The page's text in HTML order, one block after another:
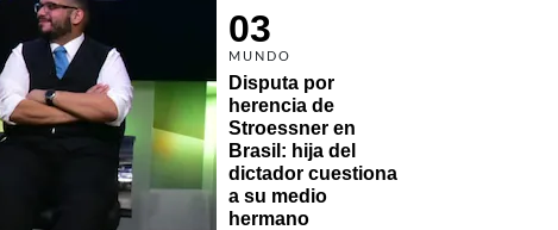
03
MUNDO
Disputa por
herencia de
Stroessner en
Brasil: hija del
dictador cuestiona
a su medio
hermano